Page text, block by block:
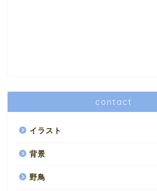
contact
イラスト
背景
野鳥